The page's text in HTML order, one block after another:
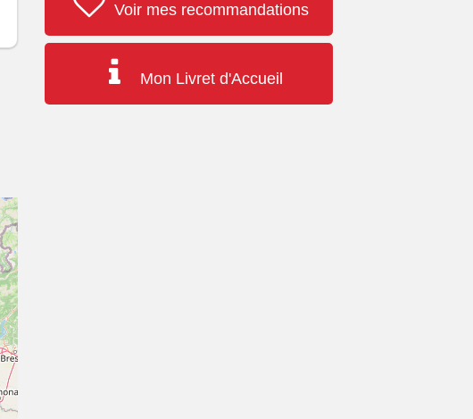
Voir mes recommandations
Mon Livret d'Accueil